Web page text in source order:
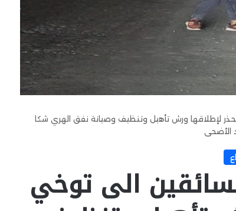
لإطلاقها ورش تأهيل وتنظيف وصيانة نفق الهري شكا
الأضحى
الى توخي